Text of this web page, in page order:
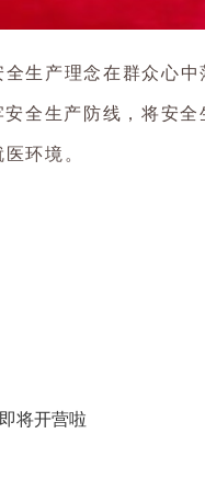
生产理念在群众心中
全生产防线，将安全
环境。
将开营啦